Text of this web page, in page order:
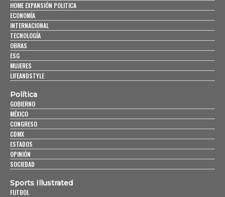
HOME EXPANSIÓN POLITICA
ECONOMÍA
INTERNACIONAL
TECNOLOGÍA
OBRAS
ESG
MUJERES
LIFEANDSTYLE
Política
GOBIERNO
MÉXICO
CONGRESO
CDMX
ESTADOS
OPINIÓN
SOCIEDAD
Sports Illustrated
FUTBOL